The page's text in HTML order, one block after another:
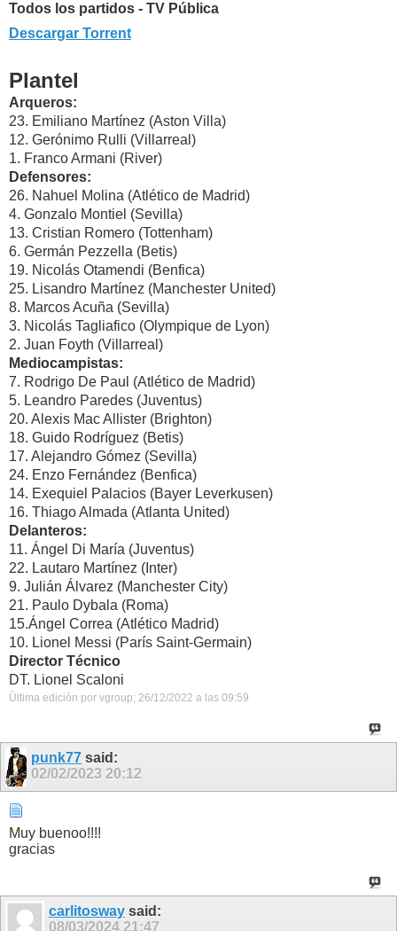
Todos los partidos - TV Pública
Descargar Torrent
Plantel
Arqueros:
23. Emiliano Martínez (Aston Villa)
12. Gerónimo Rulli (Villarreal)
1. Franco Armani (River)
Defensores:
26. Nahuel Molina (Atlético de Madrid)
4. Gonzalo Montiel (Sevilla)
13. Cristian Romero (Tottenham)
6. Germán Pezzella (Betis)
19. Nicolás Otamendi (Benfica)
25. Lisandro Martínez (Manchester United)
8. Marcos Acuña (Sevilla)
3. Nicolás Tagliafico (Olympique de Lyon)
2. Juan Foyth (Villarreal)
Mediocampistas:
7. Rodrigo De Paul (Atlético de Madrid)
5. Leandro Paredes (Juventus)
20. Alexis Mac Allister (Brighton)
18. Guido Rodríguez (Betis)
17. Alejandro Gómez (Sevilla)
24. Enzo Fernández (Benfica)
14. Exequiel Palacios (Bayer Leverkusen)
16. Thiago Almada (Atlanta United)
Delanteros:
11. Ángel Di María (Juventus)
22. Lautaro Martínez (Inter)
9. Julián Álvarez (Manchester City)
21. Paulo Dybala (Roma)
15.Ángel Correa (Atlético Madrid)
10. Lionel Messi (París Saint-Germain)
Director Técnico
DT. Lionel Scaloni
Última edición por vgroup; 26/12/2022 a las 09:59
punk77 said:
02/02/202320:12
Muy buenoo!!!!
gracias
carlitosway said:
08/03/2024 21:47